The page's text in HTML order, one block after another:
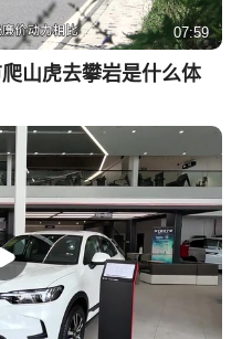
07:59
山虎去攀岩是什么体